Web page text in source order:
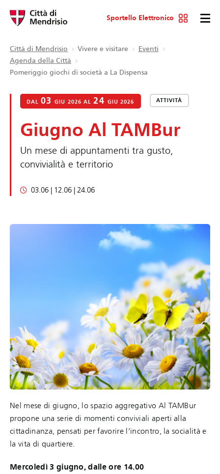
Sportello Elettronico
Città di Mendrisio Vivere e visitare
Eventi
Agenda della Città
Pomeriggio giochi di società a La Dispensa
DAL03 GIU 2026 AL24 GIU 2026 ATTIVITÀ
Giugno Al TAMBur
Un mese di appuntamenti tra gusto,
convivialità e territorio
03.06 | 12.06 | 24.06
Nel mese di giugno, lo spazio aggregativo Al TAMBur
propone una serie di momenti conviviali aperti alla
cittadinanza, pensati per favorire l’incontro, la socialità e
la vita di quartiere.
Mercoledì 3 giugno, dalle ore 14.00